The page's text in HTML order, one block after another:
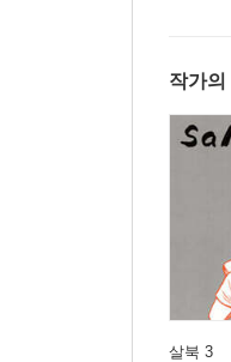
작가의
살북 3